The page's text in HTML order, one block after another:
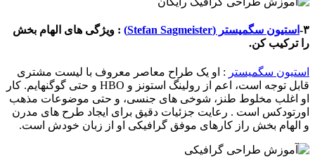
۳- استیون سگمیستر (Stefan Sagmeister)
: ویژگی های الهام بخش
را ترکیب کن.
استیون سگمیستر : او یک طراح معاصر معروف با لیست مشتری
قابل توجه است، اعم از رولینگ استونز و HBO و حتی گوگنهایم. کار
او اغلب مخلوط طنز، شوخی های جنسی، و حتی موضوعات مذهب
اورتودکس است . رعایت جزئیات دقیق برای ایجاد طرح های مدرن
و الهام بخش راز کارهای موفق گرافیکی او از زبان خودش است.